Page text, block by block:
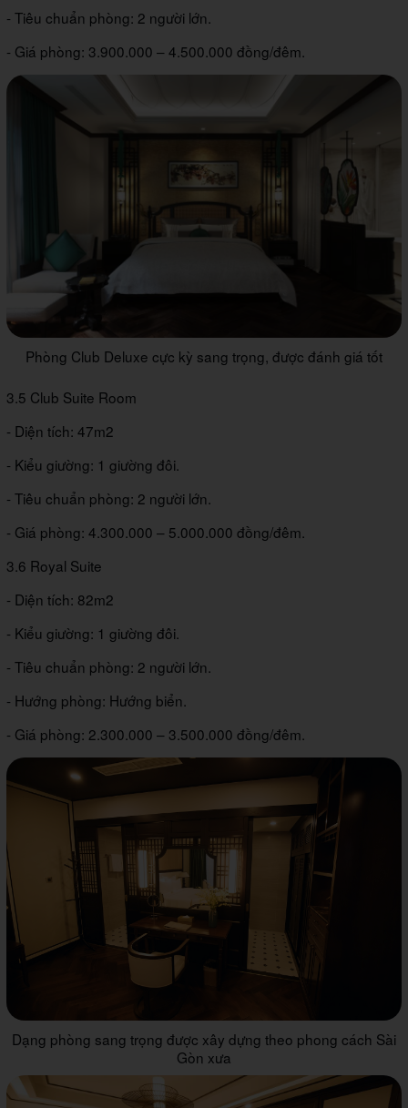
- Tiêu chuẩn phòng: 2 người lớn.
- Giá phòng: 3.900.000 – 4.500.000 đồng/đêm.
Phòng Club Deluxe cực kỳ sang trọng, được đánh giá tốt
3.5 Club Suite Room
- Diện tích: 47m2
- Kiểu giường: 1 giường đôi.
- Tiêu chuẩn phòng: 2 người lớn.
- Giá phòng: 4.300.000 – 5.000.000 đồng/đêm.
3.6 Royal Suite
- Diện tích: 82m2
- Kiểu giường: 1 giường đôi.
- Tiêu chuẩn phòng: 2 người lớn.
- Hướng phòng: Hướng biển.
- Giá phòng: 2.300.000 – 3.500.000 đồng/đêm.
Dạng phòng sang trọng được xây dựng theo phong cách Sài
Gòn xưa